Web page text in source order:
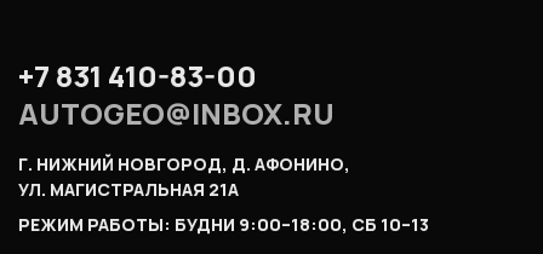
+7 831 410-83-00
AUTOGEO@INBOX.RU
Г. НИЖНИЙ НОВГОРОД, Д. АФОНИНО,
УЛ. МАГИСТРАЛЬНАЯ 21А
РЕЖИМ РАБОТЫ: БУДНИ 9:00–18:00, СБ 10–13